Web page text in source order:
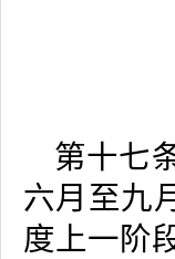
第十七
六月至九
度上一阶